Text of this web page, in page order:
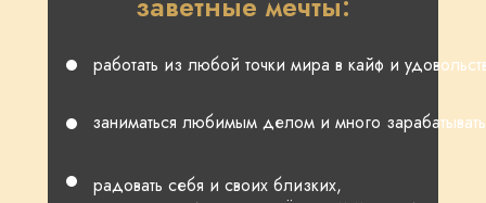
работать из любой точки мира в кайф и
заниматься любимым делом и много зарабатывать
радовать себя и своих близких,